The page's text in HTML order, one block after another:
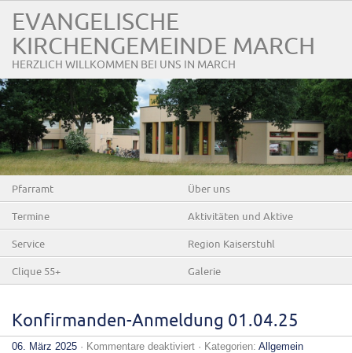
EVANGELISCHE
KIRCHENGEMEINDE MARCH
HERZLICH WILLKOMMEN BEI UNS IN MARCH
Pfarramt Über uns
Termine Aktivitäten und Aktive
Service Region Kaiserstuhl
Clique 55+ Galerie
Konfirmanden-Anmeldung 01.04.25
06. März 2025 · Kommentare deaktiviertfür· Kategorien: Allgemein